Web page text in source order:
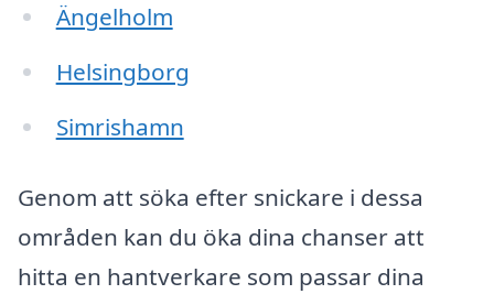
Ängelholm
Helsingborg
Simrishamn
Genom att söka efter snickare i dessa
områden kan du öka dina chanser att
hitta en hantverkare som passar dina